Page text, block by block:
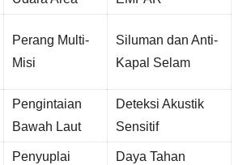
Perang Multi-
Misi
Siluman dan Anti-
Kapal Selam
Pengintaian
Bawah Laut
Deteksi Akustik
Sensitif
Penyuplai
Daya Tahan